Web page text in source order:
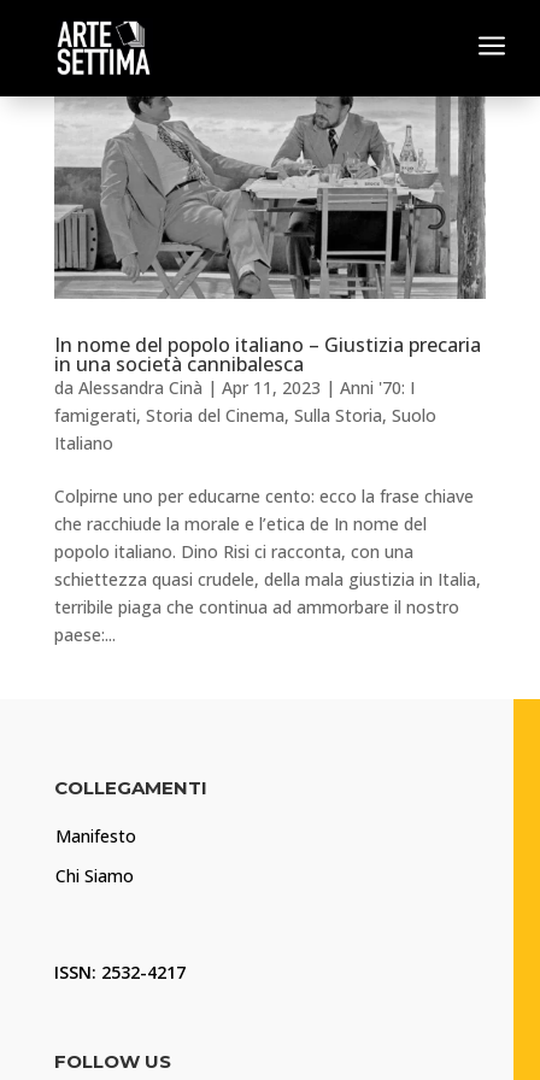
a
In nome del popolo italiano – Giustizia precaria
in una società cannibalesca
da Alessandra Cinà | Apr 11, 2023 | Anni '70: I
famigerati, Storia del Cinema, Sulla Storia, Suolo
Italiano
Colpirne uno per educarne cento: ecco la frase chiave
che racchiude la morale e l’etica de In nome del
popolo italiano. Dino Risi ci racconta, con una
schiettezza quasi crudele, della mala giustizia in Italia,
terribile piaga che continua ad ammorbare il nostro
paese:...
COLLEGAMENTI
Manifesto
Chi Siamo
ISSN: 2532-4217
FOLLOW US